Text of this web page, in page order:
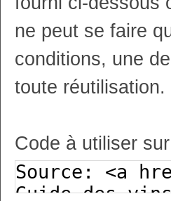
ne peut se faire
conditions, une
toute réutilisation.
Code à utiliser